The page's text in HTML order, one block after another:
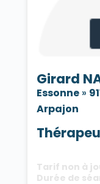
Girard
Essonne»
Arpajon
Tarif non à
Durée de